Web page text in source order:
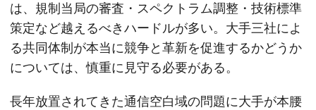
は、規制当局の審査・スペクトラム調整・技術標準
策定など越えるべきハードルが多い。大手三社によ
る共同体制が本当に競争と革新を促進するかどうか
については、慎重に見守る必要がある。
長年放置されてきた通信空白域の問題に大手が本腰